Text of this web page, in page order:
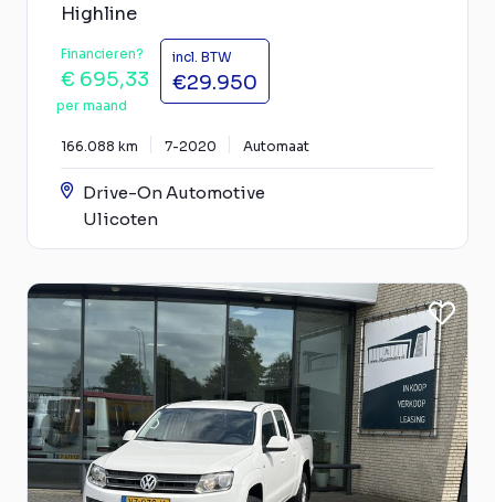
Highline
Financieren?
€ 695,33
per maand
incl. BTW
€29.950
166.088 km 7-2020 Automaat
Drive-On Automotive
Ulicoten